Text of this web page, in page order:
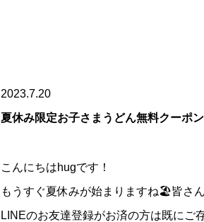
2023.7.20
夏休み限定お子さまうどん無料クーポ
こんにちはhugです！
もうすぐ夏休みが始まりますね🏖皆さ
LINEのお友達登録がお済の方は既にご